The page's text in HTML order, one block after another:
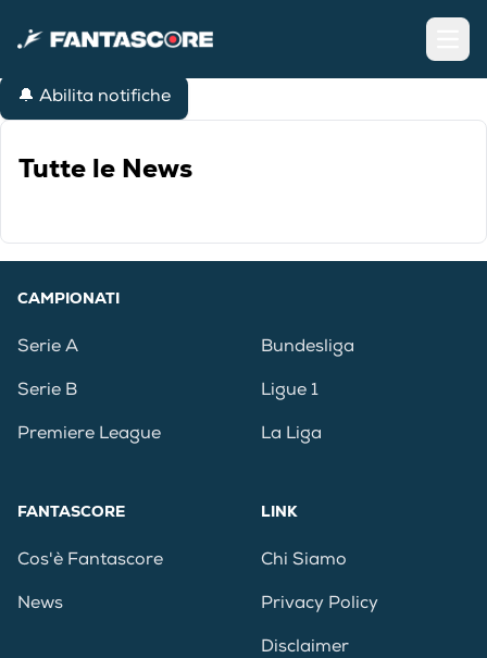
🔔 Abilita notifiche
Tutte le News
CAMPIONATI
Serie A
Serie B
Premiere League
Bundesliga
Ligue 1
La Liga
FANTASCORE
Cos'è Fantascore
News
LINK
Chi Siamo
Privacy Policy
Disclaimer